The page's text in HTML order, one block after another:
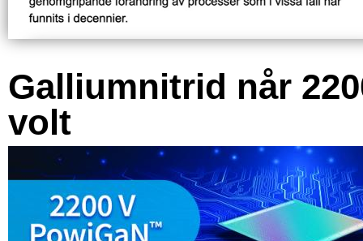
Galliumnitrid når
volt